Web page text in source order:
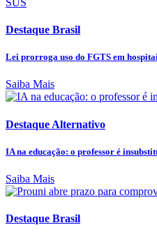
Destaque Brasil
Lei prorroga uso do FGTS em
Saiba Mais
Destaque Alternativo
IA na educação: o professor é
Saiba Mais
Destaque Brasil